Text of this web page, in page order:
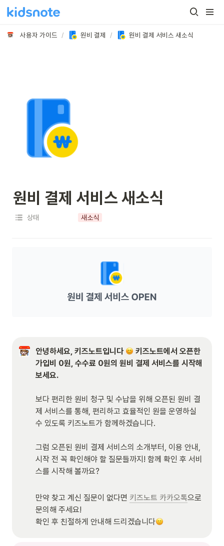
사용자 가이드 / 원비 결제 / 원비 결제 서비스 새소식
원비 결제 서비스 새소식
상태 새소식
안녕하세요, 키즈노트입니다
키즈노트에서 오픈한
가입비 0원, 수수료 0원의 원비 결제 서비스를 시작해
보세요.
보다 편리한 원비 청구 및 수납을 위해 오픈된 원비 결
제 서비스를 통해, 편리하고 효율적인 원을 운영하실
수 있도록 키즈노트가 함께하겠습니다.
그럼 오픈된 원비 결제 서비스의 소개부터, 이용 안내,
시작 전 꼭 확인해야 할 질문들까지! 함께 확인 후 서비
스를 시작해 볼까요?
만약 찾고 계신 질문이 없다면 키즈노트 카카오톡으로
문의해 주세요!
확인 후 친절하게 안내해 드리겠습니다